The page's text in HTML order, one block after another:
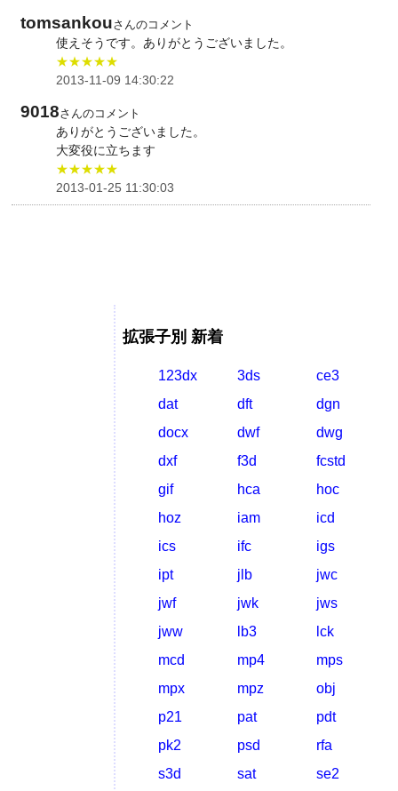
tomsankouさんのコメント
使えそうです。ありがとうございました。
★★★★★
2013-11-09 14:30:22
9018さんのコメント
ありがとうございました。
大変役に立ちます
★★★★★
2013-01-25 11:30:03
拡張子別 新着
123dx 3ds
ce3
dat
dft
dgn
docx
dwf
dwg
dxf
f3d
fcstd
gif
hca
hoc
hoz
iam
icd
ics
ifc
igs
ipt
jlb
jwc
jwf
jwk
jws
jww
lb3
lck
mcd
mp4
mps
mpx
mpz
obj
p21
pat
pdt
pk2
psd
rfa
s3d
sat se2